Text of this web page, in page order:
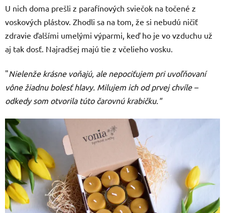
U nich doma prešli z parafínových sviečok na točené z
voskových plástov. Zhodli sa na tom, že si nebudú ničiť
zdravie ďalšími umelými výparmi, keď ho je vo vzduchu už
aj tak dosť. Najradšej majú tie z včelieho vosku.
"Nielenže krásne voňajú, ale nepociťujem pri uvoľňovaní
vône žiadnu bolesť hlavy. Milujem ich od prvej chvíle –
odkedy som otvorila túto čarovnú krabičku."